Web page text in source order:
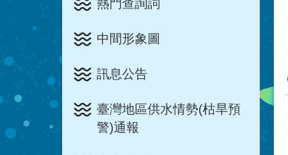
熱門查詢詞
中間形象圖
訊息公告
臺灣地區供水情勢(枯旱預
警)通報